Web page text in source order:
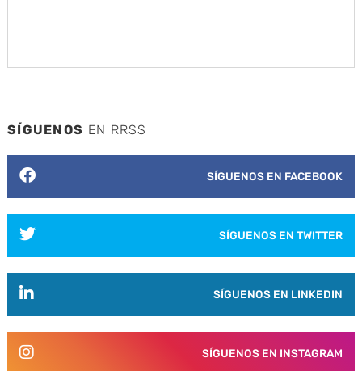
SÍGUENOS EN RRSS
SÍGUENOS EN FACEBOOK
SÍGUENOS EN TWITTER
SÍGUENOS EN LINKEDIN
SÍGUENOS EN INSTAGRAM